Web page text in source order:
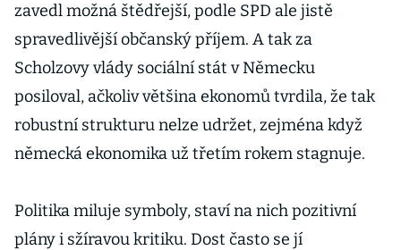
zavedl možná štědřejší, podle SPD ale jistě
spravedlivější občanský příjem. A tak za
Scholzovy vlády sociální stát v Německu
posiloval, ačkoliv většina ekonomů tvrdila, že tak
robustní strukturu nelze udržet, zejména když
německá ekonomika už třetím rokem stagnuje.
Politika miluje symboly, staví na nich pozitivní
plány i sžíravou kritiku. Dost často se jí